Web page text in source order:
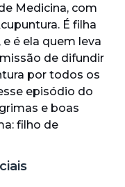
Medicina, com
É filha
é ela quem leva
de difundir
por todos os
episódio do
e boas
filho de